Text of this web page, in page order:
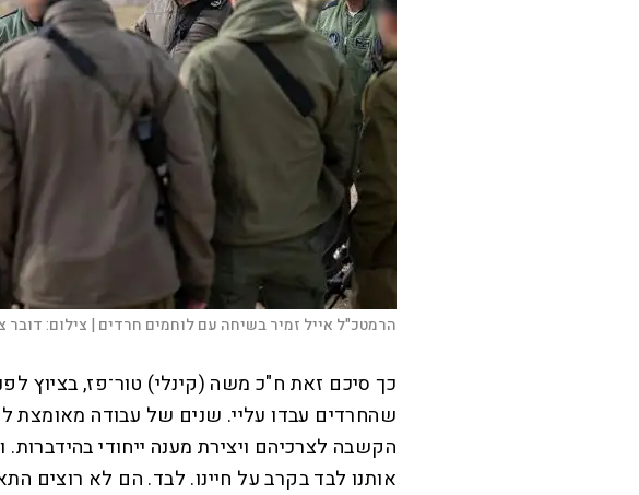
הרמטכ"ל אייל זמיר בשיחה עם לוחמים חרדים | צילום:דובר
כך סיכם זאת ח"כ משה (קינלי) טור־פז, בציוץ
שהחרדים עבדו עליי. שנים של עבודה מאומצת
הקשבה לצרכיהם ויצירת מענה ייחודי
אותנו לבד בקרב על חיינו. לבד. הם לא רוצים